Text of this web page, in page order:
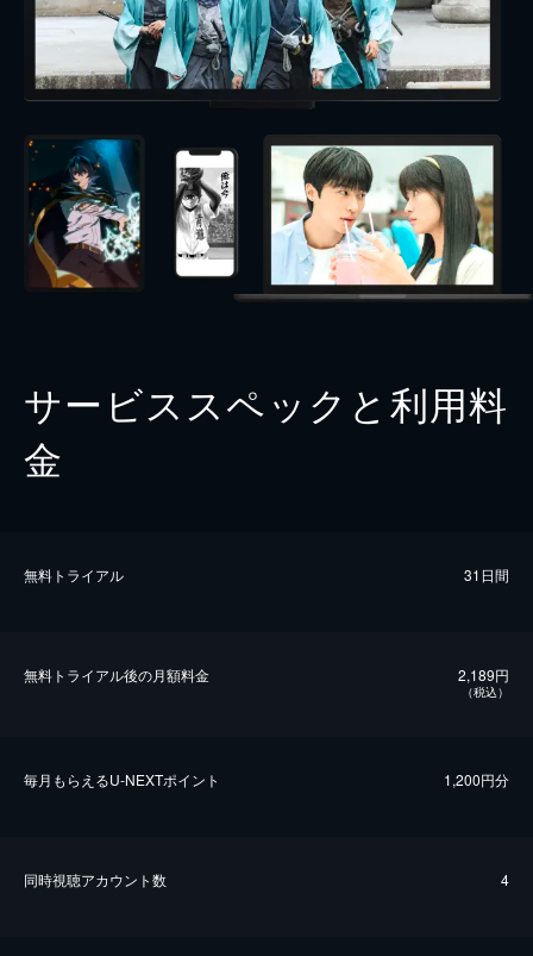
サービススペックと利用料
金
無料トライアル 31日間
無料トライアル後の⽉額料金 2,189円
（税込）
毎⽉もらえるU-NEXTポイント 1,200円分
同時視聴アカウント数 4